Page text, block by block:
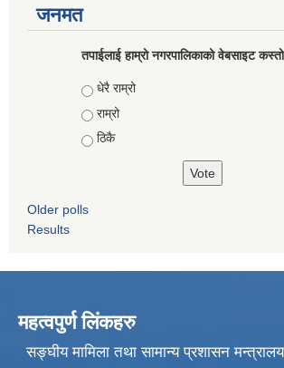
जनमत
तपाईलाई हाम्रो नगरपालिकाको वेबसाइट
Choices
धेरै राम्रो
राम्रो
ठिकै
Older polls
Results
महत्वपुर्ण लिंकहरु
सङ्घीय मामिला तथा सामान्य प्रशासन मन्त्रालय